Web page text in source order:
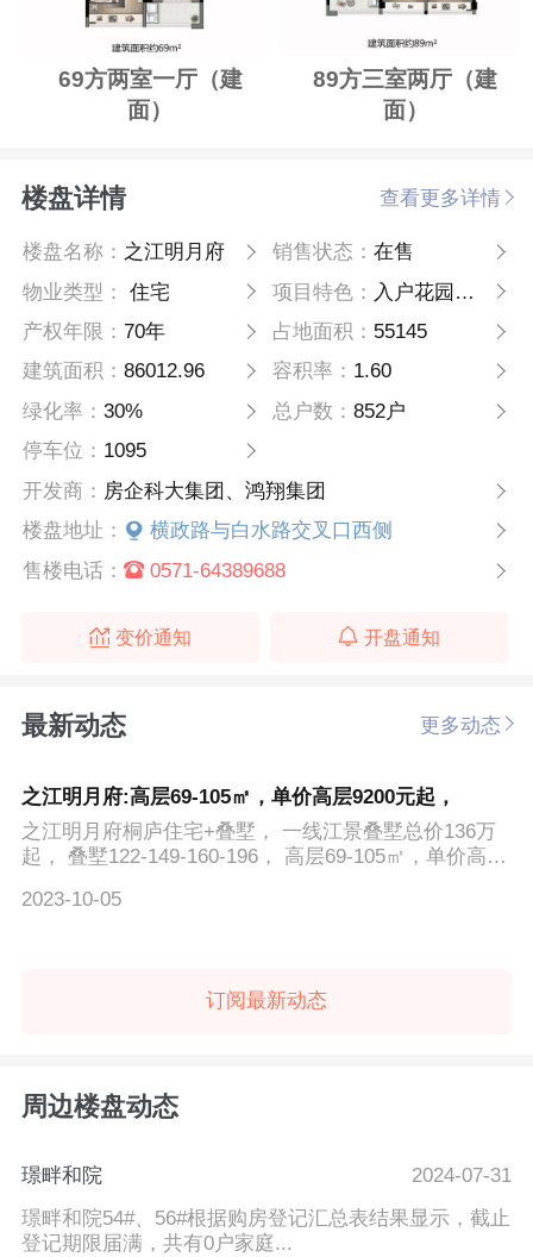
69方两室一厅（建
面）
89方三室两厅（建
面）
楼盘详情 查看更多详情
楼盘名称： 之江明月府 销售状态： 在售
物业类型：
住宅 项目特色： 入户花园、空中露台、南院、地下室
产权年限：70年 占地面积： 55145
建筑面积：86012.96 容积率： 1.60
绿化率：30% 总户数： 852户
停车位： 1095
开发商： 房企科大集团、鸿翔集团
楼盘地址：
横政路与白水路交叉口西侧
售楼电话：
0571-64389688
变价通知 开盘通知
最新动态 更多动态
之江明月府:高层69-105㎡，单价高层9200元起，
之江明月府桐庐住宅+叠墅， 一线江景叠墅总价136万
起， 叠墅122-149-160-196， 高层69-105㎡，单价高层
2023-10-05
订阅最新动态
周边楼盘动态
璟畔和院
2024-07-31
璟畔和院54#、56#根据购房登记汇总表结果显示，截止
登记期限届满，共有0户家庭...